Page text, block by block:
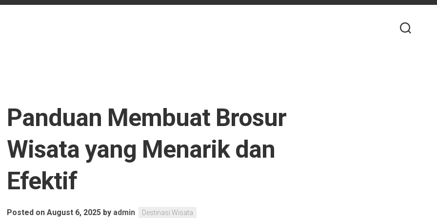
Panduan Membuat Brosur
Wisata yang Menarik dan
Efektif
Posted on August 6, 2025 by admin Destinasi Wisata